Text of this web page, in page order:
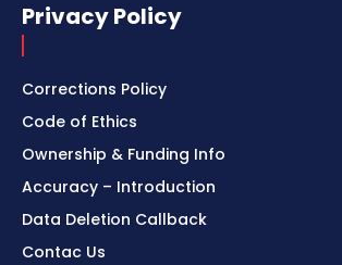
Privacy Policy
Corrections Policy
Code of Ethics
Ownership & Funding Info
Accuracy – Introduction
Data Deletion Callback
Contac Us